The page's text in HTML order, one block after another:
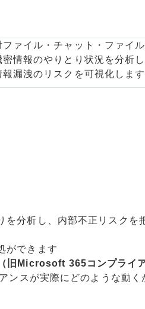
ファイル・チャット・ファイ
情報のやりとり状況を分析し
漏洩のリスクを可視化します
を分析し、内部不正リスクを
ができます
Microsoft 365コンプライ
スが実際にどのような動く